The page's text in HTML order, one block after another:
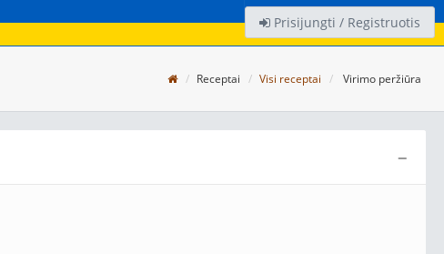
Prisijungti / Registruotis
Receptai Visi receptai Virimo peržiūra
−